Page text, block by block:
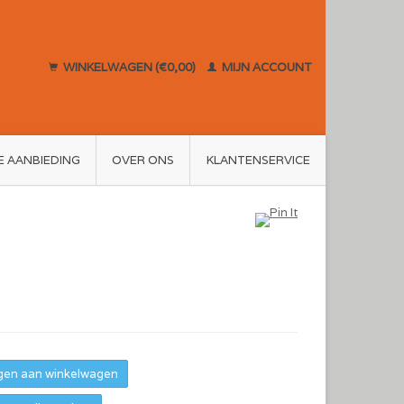
WINKELWAGEN (€0,00) MIJN ACCOUNT
AANBIEDING OVER ONS KLANTENSERVICE
aan winkelwagen